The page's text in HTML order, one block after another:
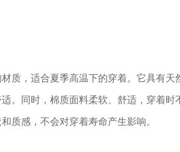
质，适合夏季高温下的穿着。它具有
。同时，棉质面料柔软、舒适，穿着
质感，不会对穿着寿命产生影响。